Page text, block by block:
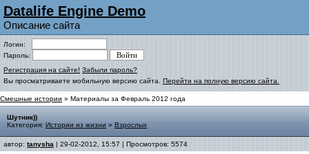
Datalife Engine Demo
Описание сайта
Логин:
Пароль:
Регистрация на сайте! Забыли пароль?
Вы просматриваете мобильную версию сайта. Перейти на полную версию сайта.
Смешные истории » Материалы за Февраль 2012 года
Шутник))
Категория: Истории из жизни » Взрослых
автор: tanysha | 29-02-2012, 15:57 | Просмотров: 5574